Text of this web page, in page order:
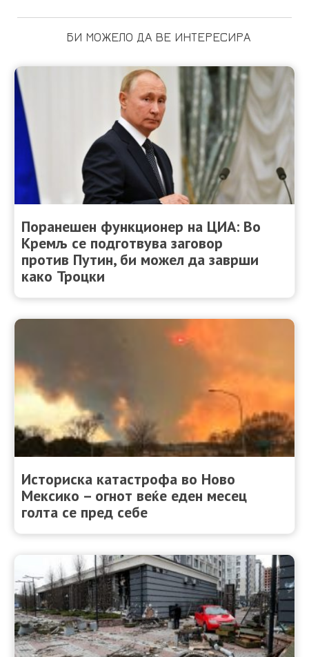
БИ МОЖЕЛО ДА ВЕ ИНТЕРЕСИРА
Поранешен функционер на ЦИА: Во
Кремљ се подготвува заговор
против Путин, би можел да заврши
како Троцки
Историска катастрофа во Ново
Мексико – огнот веќе еден месец
голта се пред себе